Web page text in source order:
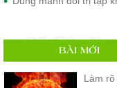
BÀI MỚI
Làm